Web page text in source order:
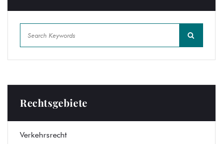
Rechtsgebiete
Verkehrsrecht